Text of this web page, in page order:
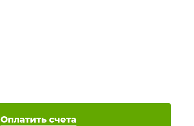
Оплатить счета